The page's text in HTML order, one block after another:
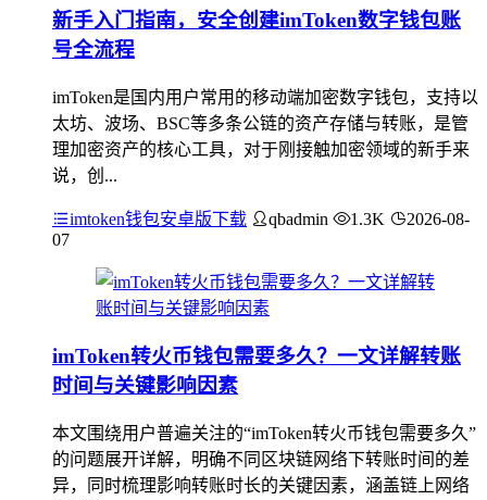
新手入门指南，安全创建imToken数字钱包账
号全流程
imToken是国内用户常用的移动端加密数字钱包，支持以
太坊、波场、BSC等多条公链的资产存储与转账，是管
理加密资产的核心工具，对于刚接触加密领域的新手来
说，创...
imtoken钱包安卓版下载 qbadmin 1.3K
2026-08-
07
imToken转火币钱包需要多久？一文详解转账
时间与关键影响因素
本文围绕用户普遍关注的“imToken转火币钱包需要多久”
的问题展开详解，明确不同区块链网络下转账时间的差
异，同时梳理影响转账时长的关键因素，涵盖链上网络